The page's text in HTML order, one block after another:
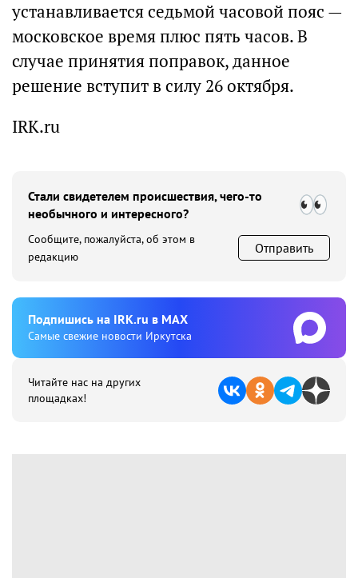
устанавливается седьмой часовой пояс —
московское время плюс пять часов. В
случае принятия поправок, данное
решение вступит в силу 26 октября.
IRK.ru
Стали свидетелем происшествия, чего-то
необычного и интересного?
Сообщите, пожалуйста, об этом в
редакцию
Отправить
Подпишиcь на IRK.ru в MAX
Cамые свежие новости Иркутска
Читайте нас на других
площадках!